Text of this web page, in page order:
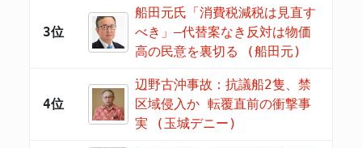
3位
船田元氏「消費税減税は見直す
べき」―代替案なき反対は物価
高の民意を裏切る (船田元)
4位
辺野古沖事故：抗議船2隻、禁
区域侵入か 転覆直前の衝撃事
実 (玉城デニー)